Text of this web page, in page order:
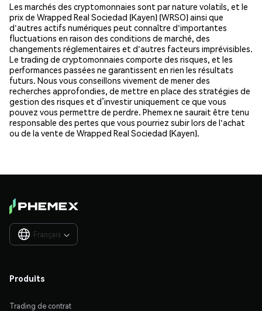
Les marchés des cryptomonnaies sont par nature volatils, et le
prix de Wrapped Real Sociedad (Kayen) (WRSO) ainsi que
d'autres actifs numériques peut connaître d'importantes
fluctuations en raison des conditions de marché, des
changements réglementaires et d'autres facteurs imprévisibles.
Le trading de cryptomonnaies comporte des risques, et les
performances passées ne garantissent en rien les résultats
futurs. Nous vous conseillons vivement de mener des
recherches approfondies, de mettre en place des stratégies de
gestion des risques et d’investir uniquement ce que vous
pouvez vous permettre de perdre. Phemex ne saurait être tenu
responsable des pertes que vous pourriez subir lors de l'achat
ou de la vente de Wrapped Real Sociedad (Kayen).
Français 
Produits
Trading de contrat